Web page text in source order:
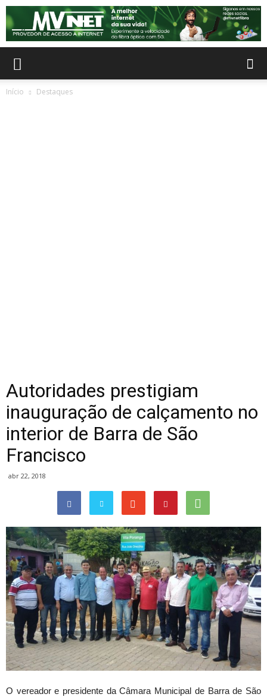
Início Destaques
Autoridades prestigiam
inauguração de calçamento no
interior de Barra de São
Francisco
abr 22, 2018
O vereador e presidente da Câmara Municipal de Barra de São